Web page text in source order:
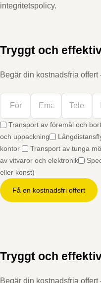
integritetspolicy.
Tryggt och
Begär din kostnadsfria
Transport av föremål och
och uppackning
kontor
Transport av tunga
av vitvaror och elektronik
eller konst)
Få en kostnadsfri offert
Tryggt och
Begär din kostnadsfria